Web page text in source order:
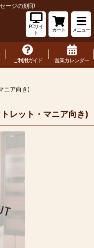
ージの刻印
PCサイ
ト
カート メニュー
ご利用ガイド 営業カレンダー
ニア向き)
レット・マニア向き)